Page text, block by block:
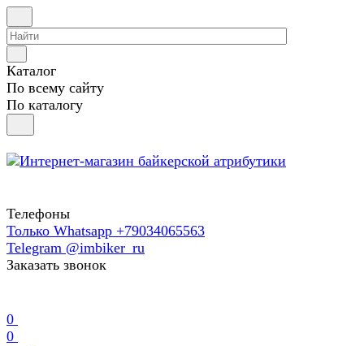
Каталог
По всему сайту
По каталогу
Телефоны
Только Whatsapp +79034065563
Telegram @imbiker_ru
Заказать звонок
0
0